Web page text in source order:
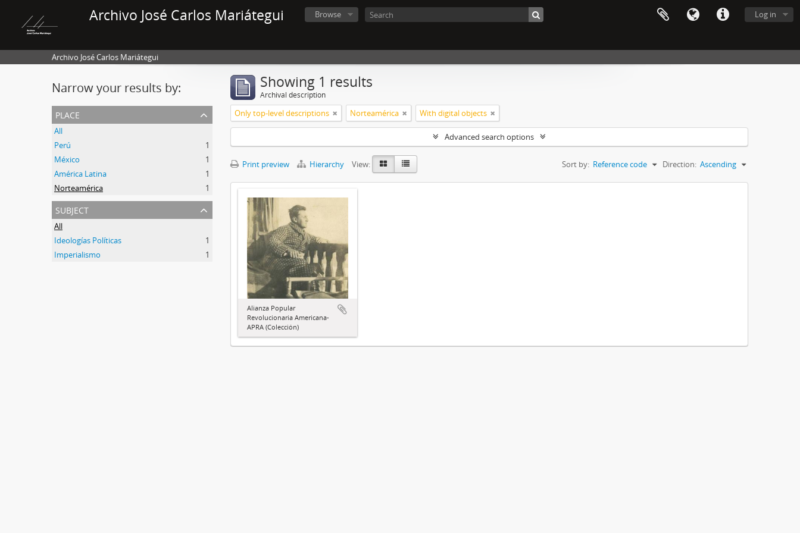
Archivo José Carlos Mariátegui Log in
Browse
Archivo José Carlos Mariátegui
Narrow your results by:
place
All
Perú
1
México
1
América Latina
1
Norteamérica
1
subject
All
Ideologías Políticas
1
Imperialismo
1
Showing 1 results
Archival description
Only top-level descriptions Norteamérica With digital objects
Advanced search options
Print preview Hierarchy View: Sort by: Reference code Direction: Ascending
Alianza Popular
Revolucionaria Americana-
APRA (Colección)